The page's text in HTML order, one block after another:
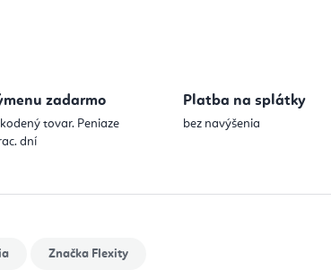
zadarmo
tovar. Peniaze
dní
Platba na splátky
bez navýšenia
Značka Flexity